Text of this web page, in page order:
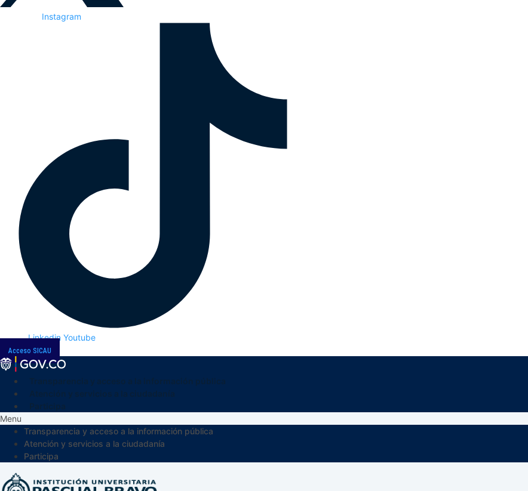
Instagram
Linkedin Youtube
Acceso SICAU
Menu
Transparencia y acceso a la información pública
Atención y servicios a la ciudadanía
Participa